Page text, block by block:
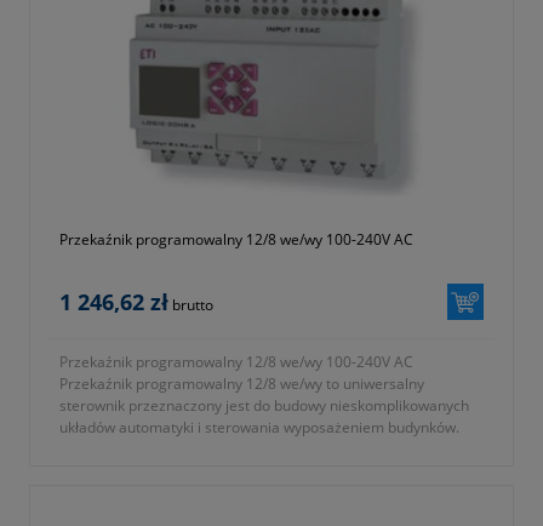
- stopień ochrony IP20
- seria ETICONTROL
- symbol 004780008
- wymiary 38x90x59,6mm
- dwa lata gwarancji
Przekaźnik programowalny 12/8 we/wy 100-240V AC
1 246,62 zł brutto
Przekaźnik programowalny 12/8 we/wy 100-240V AC
Przekaźnik programowalny 12/8 we/wy to uniwersalny
sterownik przeznaczony jest do budowy nieskomplikowanych
układów automatyki i sterowania wyposażeniem budynków.